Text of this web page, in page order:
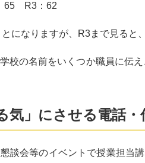
65 R3：62
になりますが、R3まで見ると
校の名前をいくつか職員に伝
気」にさせる電話
談会等のイベントで授業担当